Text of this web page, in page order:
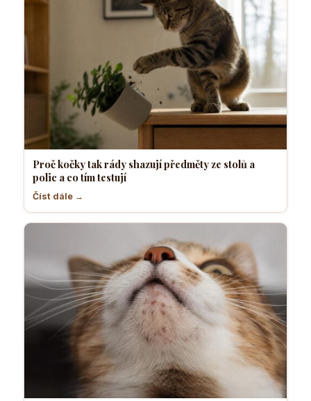
Proč kočky tak rády shazují předměty ze stolů a
polic a co tím testují
Číst dále →